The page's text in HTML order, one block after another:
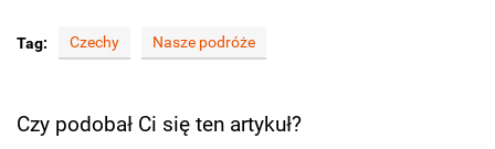
Tag: Czechy Nasze podróże
Czy podobał Ci się ten artykuł?